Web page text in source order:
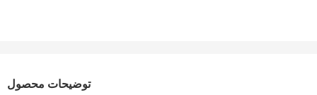
توضیحات محصول